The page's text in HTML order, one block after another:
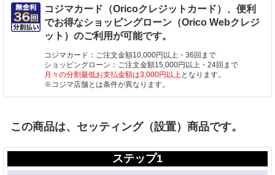
コジマカード（Oricoクレジットカード）、便利
でお得なショッピングローン（Orico Webクレジ
ット）のご利用が可能です。
コジマカード：ご注文金額10,000円以上・36回まで
ショッピングローン：ご注文金額15,000円以上・24回まで
月々の分割最低お支払金額は3,000円以上 となります。
※コジマ店舗とは条件が異なります。
この商品は、セッティング（設置）商品です。
ステップ1